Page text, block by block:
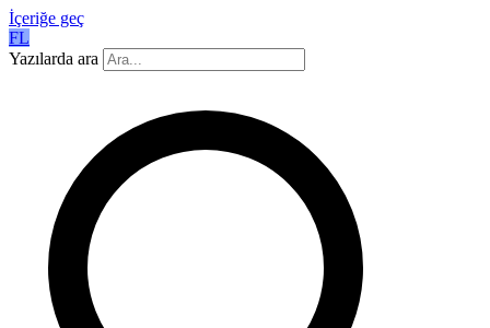
İçeriğe geç
FL
Yazılarda ara